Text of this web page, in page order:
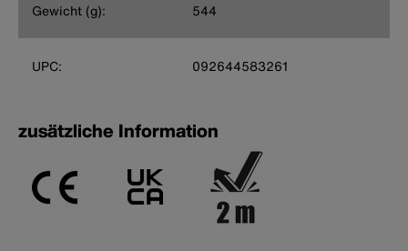
Gewicht (g): 544
UPC: 092644583261
zusätzliche Information